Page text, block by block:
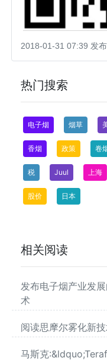
2018-01-31 07:39 发布
热门搜索
电子烟 烟草
香烟 政策 卷
税 Juul 上海
股价 日本
相关阅读
发布电子烟产业发
术
阅读思摩尔雾化新
马斯克